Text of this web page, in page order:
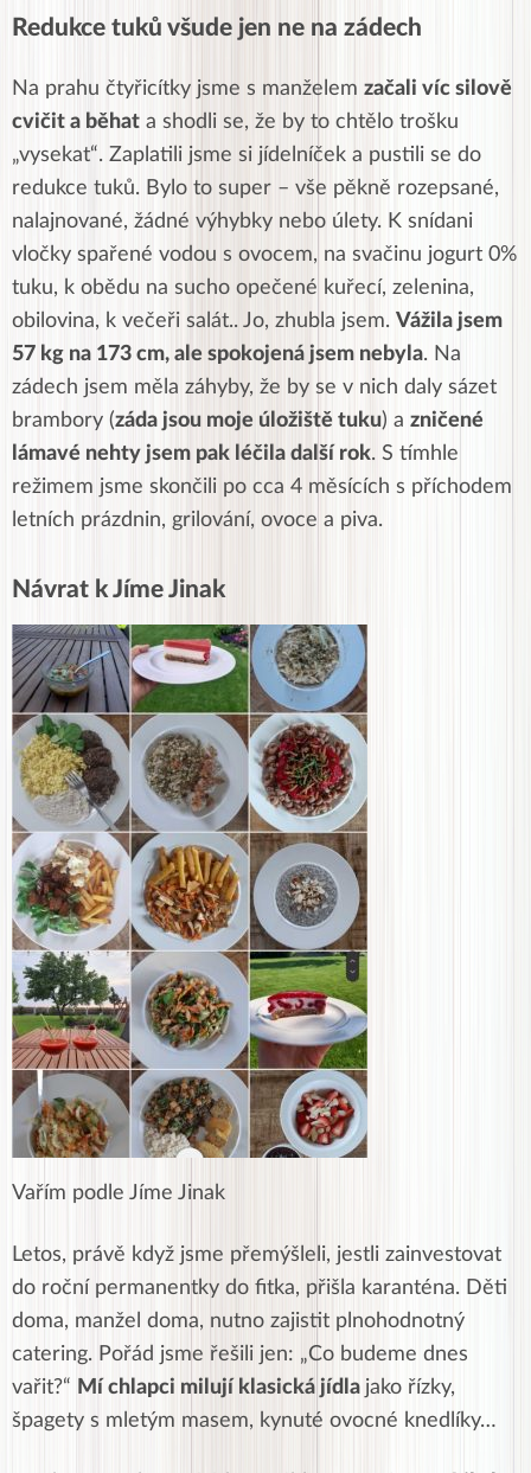
Redukce tuků všude jen ne na zádech
Na prahu čtyřicítky jsme s manželem začali víc silově
cvičit a běhat a shodli se, že by to chtělo trošku
„vysekat“. Zaplatili jsme si jídelníček a pustili se do
redukce tuků. Bylo to super – vše pěkně rozepsané,
nalajnované, žádné výhybky nebo úlety. K snídani
vločky spařené vodou s ovocem, na svačinu jogurt 0%
tuku, k obědu na sucho opečené kuřecí, zelenina,
obilovina, k večeři salát.. Jo, zhubla jsem. Vážila jsem
57 kg na 173 cm, ale spokojená jsem nebyla. Na
zádech jsem měla záhyby, že by se v nich daly sázet
brambory (záda jsou moje úložiště tuku) a zničené
lámavé nehty jsem pak léčila další rok. S tímhle
režimem jsme skončili po cca 4 měsících s příchodem
letních prázdnin, grilování, ovoce a piva.
Návrat k Jíme Jinak
Vařím podle Jíme Jinak
Letos, právě když jsme přemýšleli, jestli zainvestovat
do roční permanentky do fitka, přišla karanténa. Děti
doma, manžel doma, nutno zajistit plnohodnotný
catering. Pořád jsme řešili jen: „Co budeme dnes
vařit?“ Mí chlapci milují klasická jídla jako řízky,
špagety s mletým masem, kynuté ovocné knedlíky…